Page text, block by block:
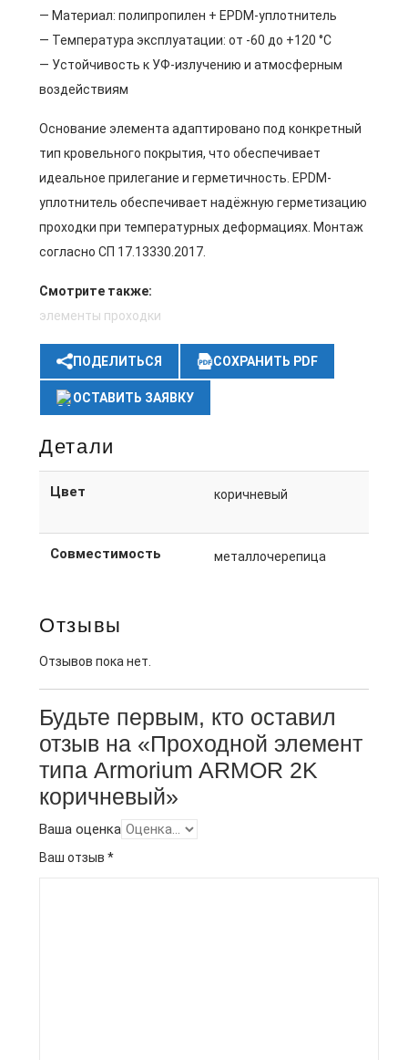
— Материал: полипропилен + EPDM-уплотнитель
— Температура эксплуатации: от -60 до +120 °C
— Устойчивость к УФ-излучению и атмосферным
воздействиям
Основание элемента адаптировано под конкретный
тип кровельного покрытия, что обеспечивает
идеальное прилегание и герметичность. EPDM-
уплотнитель обеспечивает надёжную герметизацию
проходки при температурных деформациях. Монтаж
согласно СП 17.13330.2017.
Смотрите также:
элементы проходки
ПОДЕЛИТЬСЯ СОХРАНИТЬ PDF
ОСТАВИТЬ ЗАЯВКУ
Детали
Цвет коричневый
Совместимость металлочерепица
Отзывы
Отзывов пока нет.
Будьте первым, кто оставил
отзыв на «Проходной элемент
типа Armorium ARMOR 2K
коричневый»
Ваша оценка
Ваш отзыв *